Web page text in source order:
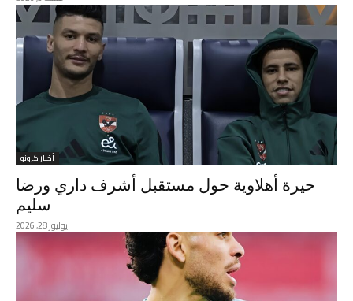
أخبار كرونو
حيرة أهلاوية حول مستقبل أشرف داري ورضا
سليم
يوليوز 28, 2026